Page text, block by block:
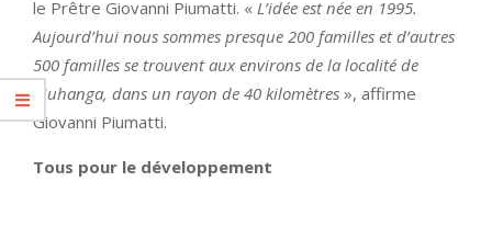
le Prêtre Giovanni Piumatti. « L’idée est née en 1995.
Aujourd’hui nous sommes presque 200 familles et d’autres
500 familles se trouvent aux environs de la localité de
Muhanga, dans un rayon de 40 kilomètres », affirme
Giovanni Piumatti.
Tous pour le développement